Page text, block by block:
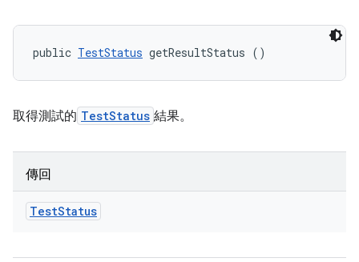
public TestStatus getResultStatus ()
取得測試的 TestStatus 結果。
傳回
TestStatus